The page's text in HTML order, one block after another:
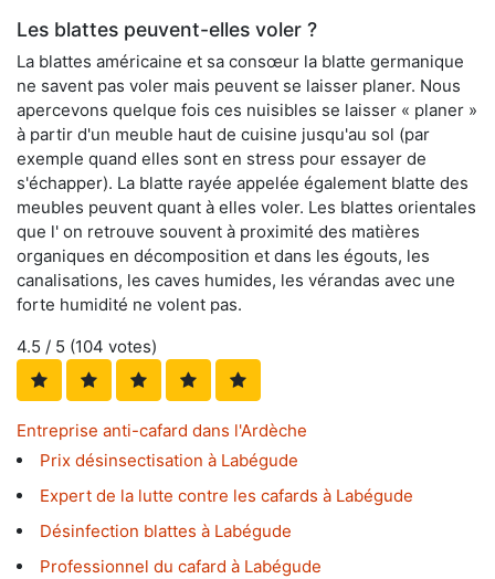
Les blattes peuvent-elles voler ?
La blattes américaine et sa consœur la blatte germanique
ne savent pas voler mais peuvent se laisser planer. Nous
apercevons quelque fois ces nuisibles se laisser « planer »
à partir d'un meuble haut de cuisine jusqu'au sol (par
exemple quand elles sont en stress pour essayer de
s'échapper). La blatte rayée appelée également blatte des
meubles peuvent quant à elles voler. Les blattes orientales
que l' on retrouve souvent à proximité des matières
organiques en décomposition et dans les égouts, les
canalisations, les caves humides, les vérandas avec une
forte humidité ne volent pas.
4.5 / 5 (104 votes)
Entreprise anti-cafard dans l'Ardèche
Prix désinsectisation à Labégude
Expert de la lutte contre les cafards à Labégude
Désinfection blattes à Labégude
Professionnel du cafard à Labégude